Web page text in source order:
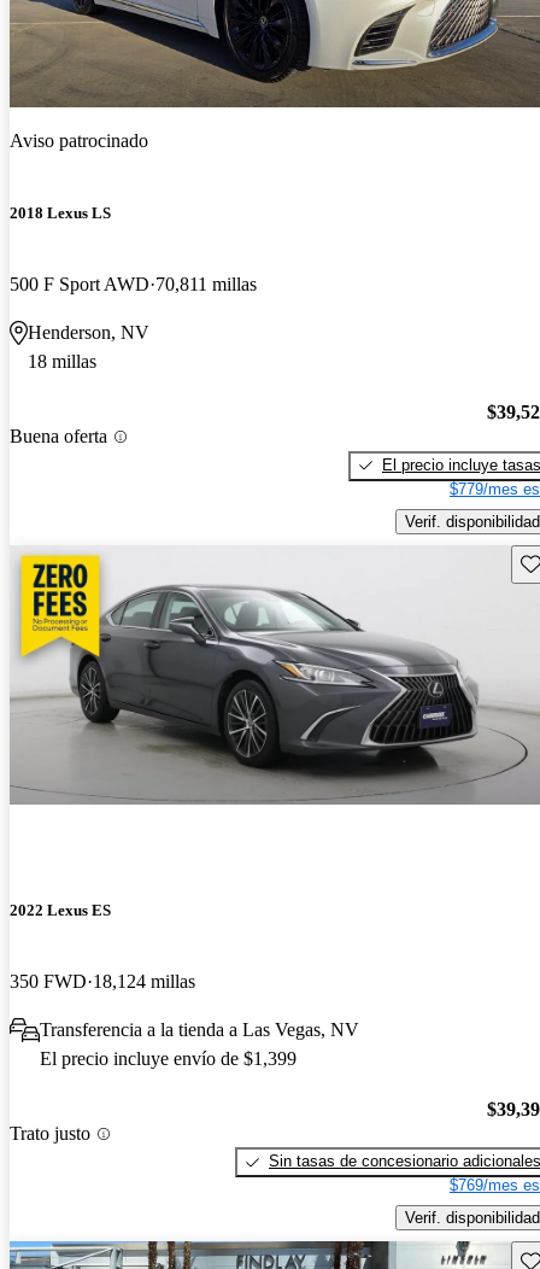
Aviso patrocinado
2018 Lexus LS
500 F Sport AWD 70,811 millas
Henderson, NV
18 millas
Buena oferta
El precio incluye tasas
$779/mes
Verif. disponibilidad
2022 Lexus ES
350 FWD 18,124 millas
Transferencia a la tienda a Las Vegas, NV
El precio incluye envío de $1,399
Trato justo
Sin tasas de concesionario adicionales
$769/mes
Verif. disponibilidad